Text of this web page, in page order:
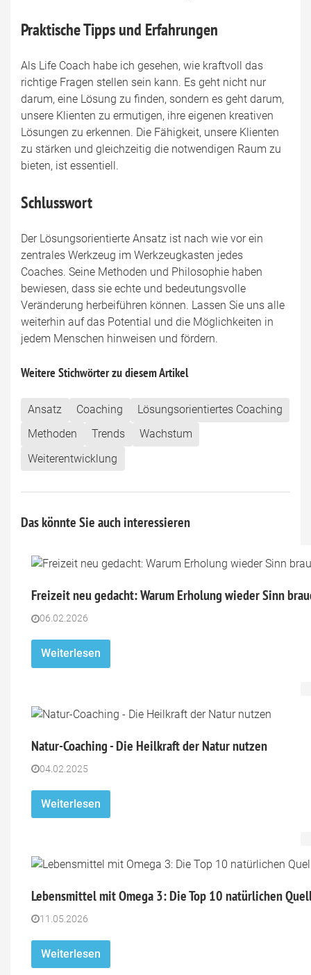
Praktische Tipps und Erfahrungen
Als Life Coach habe ich gesehen, wie kraftvoll das
richtige Fragen stellen sein kann. Es geht nicht nur
darum, eine Lösung zu finden, sondern es geht darum,
unsere Klienten zu ermutigen, ihre eigenen kreativen
Lösungen zu erkennen. Die Fähigkeit, unsere Klienten
zu stärken und gleichzeitig die notwendigen Raum zu
bieten, ist essentiell.
Schlusswort
Der Lösungsorientierte Ansatz ist nach wie vor ein
zentrales Werkzeug im Werkzeugkasten jedes
Coaches. Seine Methoden und Philosophie haben
bewiesen, dass sie echte und bedeutungsvolle
Veränderung herbeiführen können. Lassen Sie uns alle
weiterhin auf das Potential und die Möglichkeiten in
jedem Menschen hinweisen und fördern.
Weitere Stichwörter zu diesem Artikel
Ansatz Coaching
Lösungsorientiertes Coaching
Methoden
Trends
Wachstum
Weiterentwicklung
Das könnte Sie auch interessieren
Freizeit neu gedacht: Warum Erholung wieder Sinn
06.02.2026
Weiterlesen
Natur-Coaching - Die Heilkraft der Natur nutzen
04.02.2025
Weiterlesen
Lebensmittel mit Omega 3: Die Top 10 natürlichen
11.05.2026
Weiterlesen